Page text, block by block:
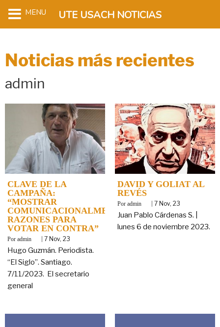
Noticias más recientes
admin
CLAVE DE LA
CAMPAÑA:
“MOSTRAR
COMUNICACIONALMENTE
RAZONES PARA
VOTAR EN CONTRA”
By admin 7 Nov, 23
Hugo Guzmán. Periodista.
“El Siglo”. Santiago.
7/11/2023. El secretario
general
DAVID Y GOLIAT AL
REVÉS
By admin 7 Nov, 23
Juan Pablo Cárdenas S. |
lunes 6 de noviembre 2023.
MENU UTE USACH NOTICIAS